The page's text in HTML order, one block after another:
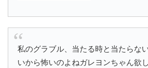
私のグラブル、当たる時と当たらな
いから怖いのよねガレヨンちゃん欲